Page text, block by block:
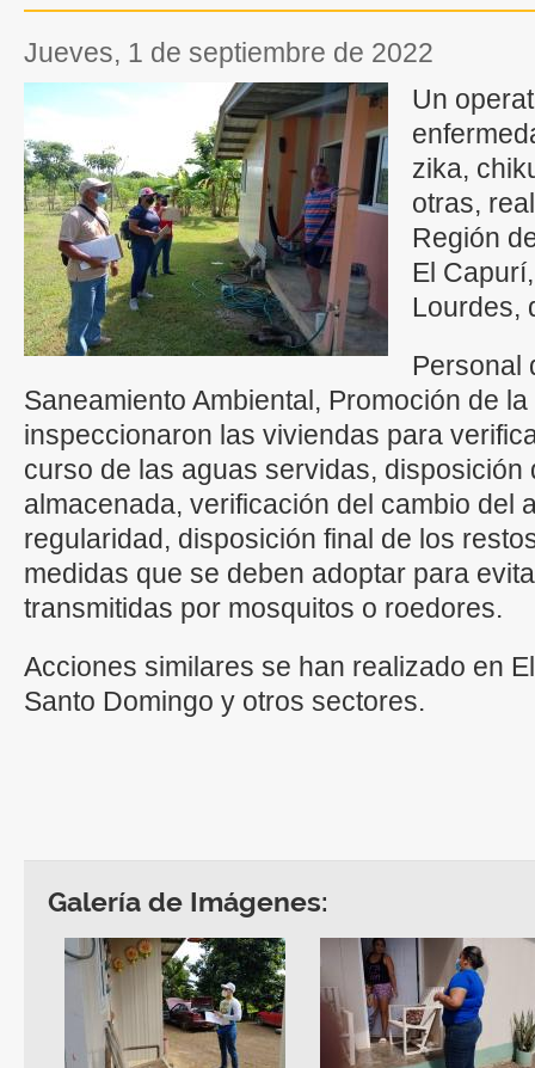
jueves, 1 de septiembre de 2022
Un
zika,
otras,
Región
El
Lourdes,
Personal
Saneamiento Ambiental, Promoción de
inspeccionaron las viviendas para
curso de las aguas servidas, disposición
almacenada, verificación del cambio del
regularidad, disposición final de los
medidas que se deben adoptar para
transmitidas por mosquitos o roedores.
Acciones similares se han realizado en
Santo Domingo y otros sectores.
Galería de Imágenes: